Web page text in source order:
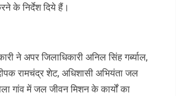
के निर्देश दिये हैं।
ने अपर जिलाधिकारी अनिल सिंह गर्ब्याल,
रामचंद्र शेट, अधिशासी अभियंता जल
गांव में जल जीवन मिशन के कार्यों का